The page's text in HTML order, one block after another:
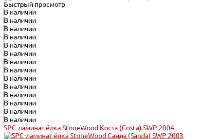
Быстрый просмотр
В наличии
В наличии
В наличии
В наличии
В наличии
В наличии
В наличии
В наличии
В наличии
В наличии
В наличии
В наличии
В наличии
В наличии
SPC-ламинат ёлка StoneWood Коста (Costa) SWP 2004